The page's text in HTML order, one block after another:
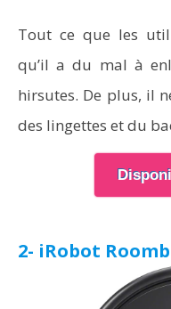
Tout ce que les
qu’il a du mal à
hirsutes. De plus, il
des lingettes et du
2- iRobot